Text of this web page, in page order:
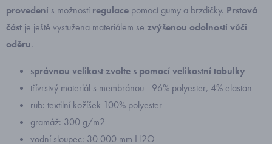
provedení s možností regulace pomocí gumy a brzdičky. Prstová
část je ještě vystužena materiálem se zvýšenou odolností vůči
oděru.
správnou velikost zvolte s pomocí velikostní tabulky
třívrstvý materiál s membránou - 96% polyester, 4% elastan
rub: textilní kožíšek 100% polyester
gramáž: 300 g/m2
vodní sloupec: 30 000 mm H2O